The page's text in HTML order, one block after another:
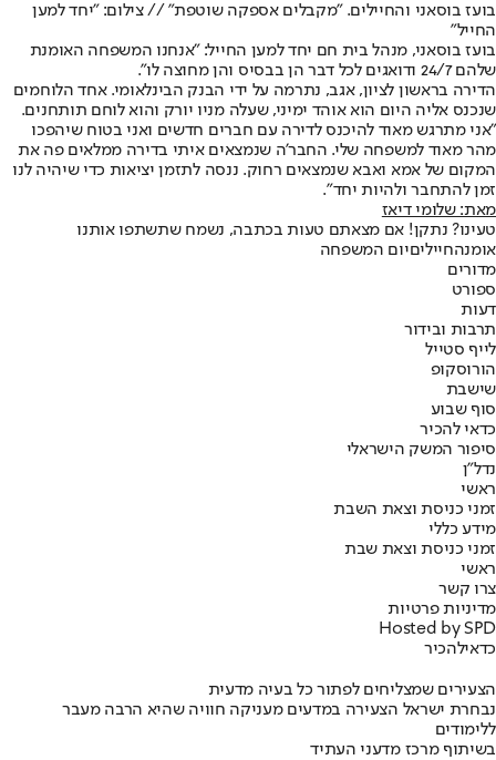
בועז בוסאני והחיילים. "מקבלים אספקה שוטפת" // ​​​​​​​צילום: "יחד למען
החייל"
בועז בוסאני, מנהל בית חם יחד למען החייל: "אנחנו המשפחה האומנת
שלהם 24/7 ודואגים לכל דבר הן בבסיס והן מחוצה לו".
הדירה בראשון לציון, אגב, נתרמה על ידי הבנק הבינלאומי. אחד הלוחמים
שנכנס אליה היום הוא אוהד ימיני, שעלה מניו יורק והוא לוחם תותחנים.
"אני מתרגש מאוד להיכנס לדירה עם חברים חדשים ואני בטוח שיהפכו
מהר מאוד למשפחה שלי. החבר'ה שנמצאים איתי בדירה ממלאים פה את
המקום של אמא ואבא שנמצאים רחוק. ננסה לתזמן יציאות כדי שיהיה לנו
זמן להתחבר ולהיות יחד".
מאת: שלומי דיאז
טעינו? נתקן! אם מצאתם טעות בכתבה, נשמח שתשתפו אותנו
אומנהחייליםיום המשפחה
מדורים
ספורט
דעות
תרבות ובידור
לייף סטייל
הורוסקופ
שישבת
סוף שבוע
כדאי להכיר
סיפור המשק הישראלי
נדל"ן
ראשי
זמני כניסת וצאת השבת
מידע כללי
זמני כניסת וצאת שבת
ראשי
צרו קשר
מדיניות פרטיות
Hosted by SPD
כדאילהכיר
הצעירים שמצליחים לפתור כל בעיה מדעית
נבחרת ישראל הצעירה במדעים מעניקה חוויה שהיא הרבה מעבר
ללימודים
בשיתוף מרכז מדעני העתיד